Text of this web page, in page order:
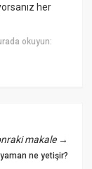
her
okuyun:
makale→
ne yetişir?